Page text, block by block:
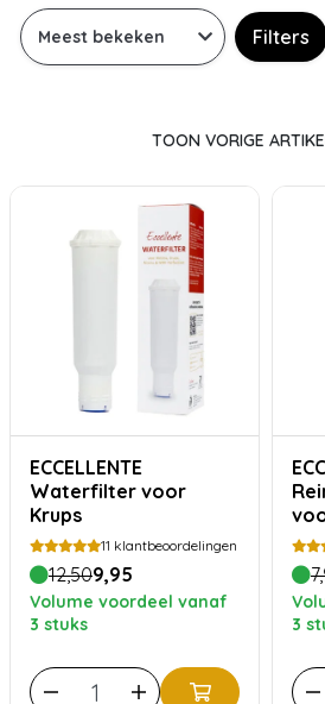
Filters
TOON VORIGE
ECCELLENTE
Waterfilter voor
Krups
11 klantbeoordelingen
12,509,95
Volume voordeel vanaf
3 stuks
3